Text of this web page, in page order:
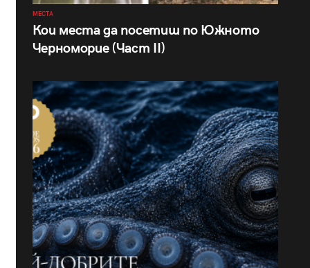
МЕСТА
Кои места да посетиш по Южното
Черноморие (Част II)